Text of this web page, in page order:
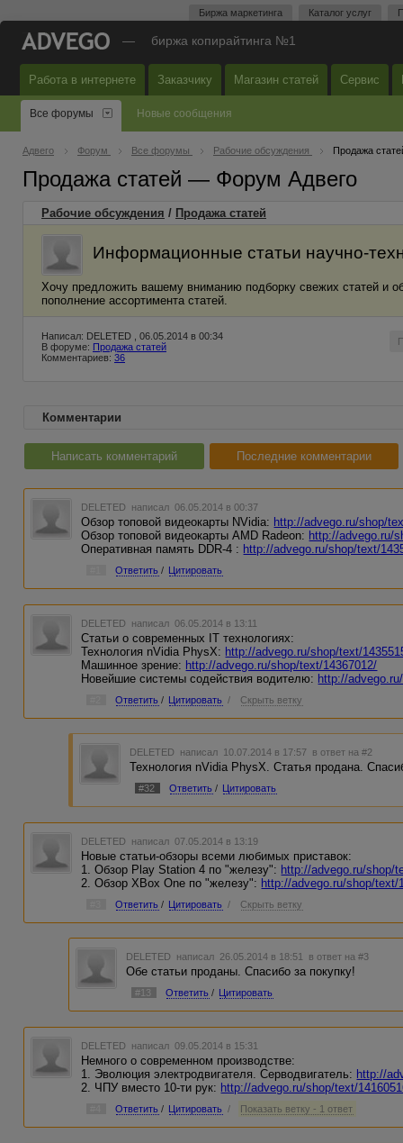
Биржа маркетинга Каталог услуг
— биржа копирайтинга №1
Работа в интернете Заказчику Магазин статей Сервис
Все форумы Новые сообщения
Адвего Форум Все форумы Рабочие обсуждения Продажа
Продажа статей — Форум Адвего
Рабочие обсуждения / Продажа статей
Информационные статьи научно-
Хочу предложить вашему вниманию подборку свежих статей и
пополнение ассортимента статей.
Написал: DELETED , 06.05.2014 в 00:34
В форуме: Продажа статей
Комментариев: 36
Комментарии
Написать комментарий Последние комментарии
DELETED написал 06.05.2014 в 00:37
Обзор топовой видеокарты NVidia: http://advego.ru/shop/
Обзор топовой видеокарты AMD Radeon: http://advego.ru/
Оперативная память DDR-4 : http://advego.ru/shop/text/
Ответить / Цитировать
DELETED написал 06.05.2014 в 13:11
Статьи о современных IT технологиях:
Технология nVidia PhysX: http://advego.ru/shop/text/
Машинное зрение: http://advego.ru/shop/text/14367012/
Новейшие системы содействия водителю: http://
Ответить / Цитировать / Скрыть ветку
DELETED написал 10.07.2014 в 17:57 в ответ на #2
Технология nVidia PhysX. Статья продана.
#32 Ответить / Цитировать
DELETED написал 07.05.2014 в 13:19
Новые статьи-обзоры всеми любимых приставок:
1. Обзор Play Station 4 по "железу": http://advego.ru/shop/
2. Обзор XBox One по "железу": http://advego.ru/shop/text/
Ответить / Цитировать / Скрыть ветку
DELETED написал 26.05.2014 в 18:51 в ответ на #3
Обе статьи проданы. Спасибо за покупку!
#13 Ответить / Цитировать
DELETED написал 09.05.2014 в 15:31
Немного о современном производстве:
1. Эволюция электродвигателя. Серводвигатель: http://
2. ЧПУ вместо 10-ти рук: http://advego.ru/shop/text/
Ответить / Цитировать / Показать ветку - 1 ответ